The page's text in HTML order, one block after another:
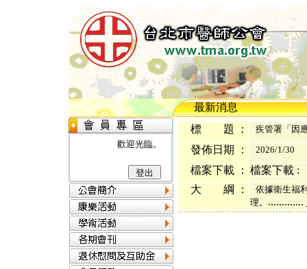
最新消息
歡迎光臨。
標 題 ： 疾管署「因
發佈日期 ： 2026/1/30
檔案下載 ： 檔案下載 :
大 綱 ：
依據衛生福
理。 .............